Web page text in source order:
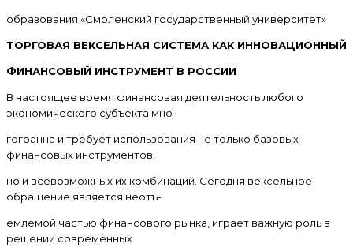
образования «Смоленский государственный университет»
ТОРГОВАЯ ВЕКСЕЛЬНАЯ СИСТЕМА КАК ИННОВАЦИОННЫЙ
ФИНАНСОВЫЙ ИНСТРУМЕНТ В РОССИИ
В настоящее время финансовая деятельность любого
экономического субъекта мно-
гогранна и требует использования не только базовых
финансовых инструментов,
но и всевозможных их комбинаций. Сегодня вексельное
обращение является неотъ-
емлемой частью финансового рынка, играет важную роль в
решении современных